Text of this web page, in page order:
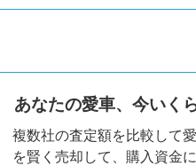
あなたの愛車、今いく
複数社の査定額を比較して
を賢く売却して、購入資金